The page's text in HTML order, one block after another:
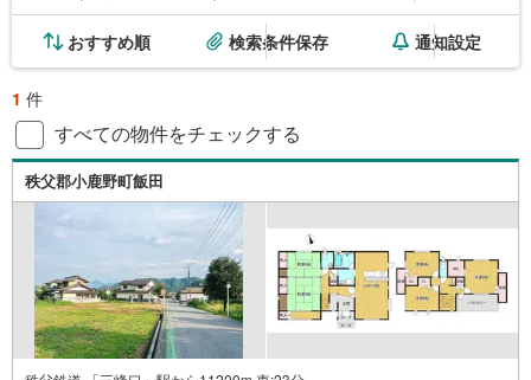
おすすめ順 検索条件保存 通知設定
1 件
すべての物件をチェックする
秩父郡小鹿野町飯田